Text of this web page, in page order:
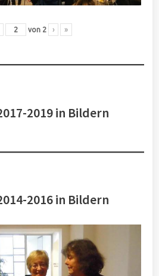
von 2 › »
2019 in Bildern
2016 in Bildern